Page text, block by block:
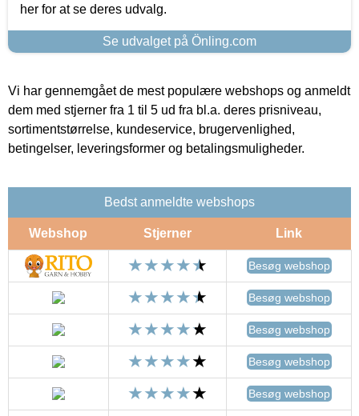
her for at se deres udvalg.
Se udvalget på Önling.com
Vi har gennemgået de mest populære webshops og anmeldt
dem med stjerner fra 1 til 5 ud fra bl.a. deres prisniveau,
sortimentstørrelse, kundeservice, brugervenlighed,
betingelser, leveringsformer og betalingsmuligheder.
Bedst anmeldte webshops
Webshop Stjerner Link
Besøg webshop
Besøg webshop
Besøg webshop
Besøg webshop
Besøg webshop